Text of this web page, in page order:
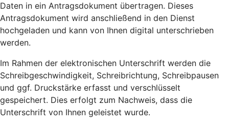
Daten in ein Antragsdokument übertragen. Dieses
Antragsdokument wird anschließend in den Dienst
hochgeladen und kann von Ihnen digital unterschrieben
werden.
Im Rahmen der elektronischen Unterschrift werden die
Schreibgeschwindigkeit, Schreibrichtung, Schreibpausen
und ggf. Druckstärke erfasst und verschlüsselt
gespeichert. Dies erfolgt zum Nachweis, dass die
Unterschrift von Ihnen geleistet wurde.